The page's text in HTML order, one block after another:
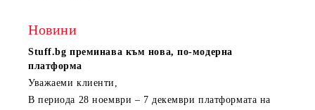
Новини
Stuff.bg преминава към нова, по-модерна
платформа
Уважаеми клиенти,
В периода 28 ноември – 7 декември платформата на